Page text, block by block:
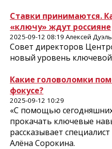
Ставки принимаются.
«ключу» ждут россияне
2025-09-12 08:19 Алексей Дуэль
Совет директоров
новый уровень ключевой
Какие головоломки
фокусе?
2025-09-12 10:29
«С помощью
прокачать ключевые
рассказывает
Алёна Сорокина.